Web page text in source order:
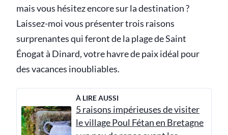
mais vous hésitez encore sur la destination ?
Laissez-moi vous présenter trois raisons
surprenantes qui feront de la plage de Saint
Énogat à Dinard, votre havre de paix idéal pour
des vacances inoubliables.
À LIRE AUSSI
5 raisons impérieuses de visiter
le village Poul Fétan en Bretagne